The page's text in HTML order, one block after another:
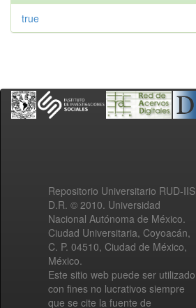
true
Repositorio Universitario RUD-IIS
D.R. © 2010. Universidad
Nacional Autónoma de México.
Ciudad Universitaria, Coyoacán,
C. P. 04510, Ciudad de México,
México.
Este sitio web puede ser utilizado
con fines no lucrativos siempre
que se cite la fuente de